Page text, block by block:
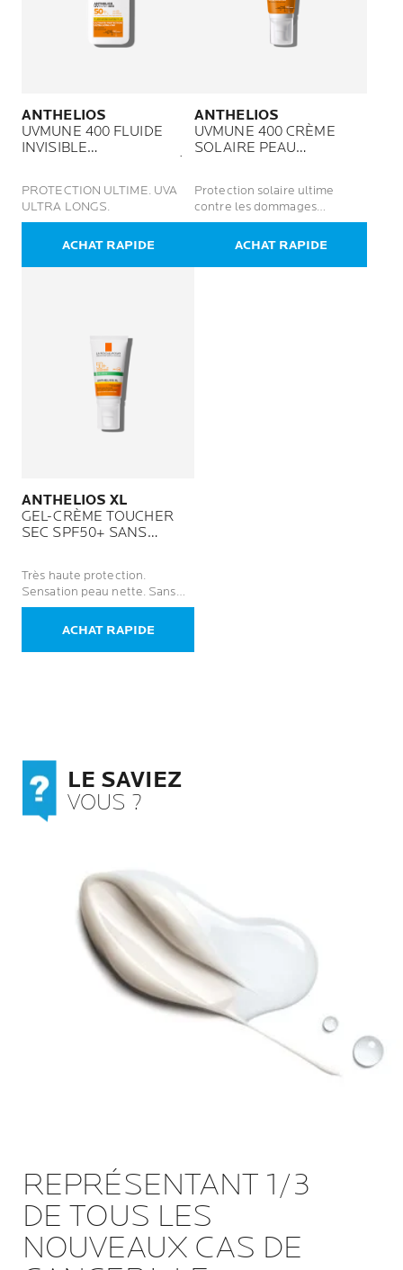
ANTHELIOS
UVMUNE 400 FLUIDE
INVISIBLE
PROTECTION ULTIME. UVA
ULTRA LONGS.
ACHAT RAPIDE
ANTHELIOS
UVMUNE 400 CRÈME
SOLAIRE PEAU
Protection solaire ultime
contre les dommages
cellulaires profonds.
ACHAT RAPIDE
ANTHELIOS XL
GEL-CRÈME TOUCHER
SEC SPF50+ SANS
Très haute protection.
Sensation peau nette. Sans
traces blanches. Sans parfum.
ACHAT RAPIDE
LE SAVIEZ
VOUS ?
REPRÉSENTANT 1/3
DE TOUS LES
NOUVEAUX CAS DE